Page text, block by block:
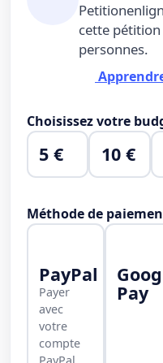
cette
personnes.
Choisissez votre
5 € 10 €
Méthode de
PayPal
Payer
avec
votre
compte
Pay